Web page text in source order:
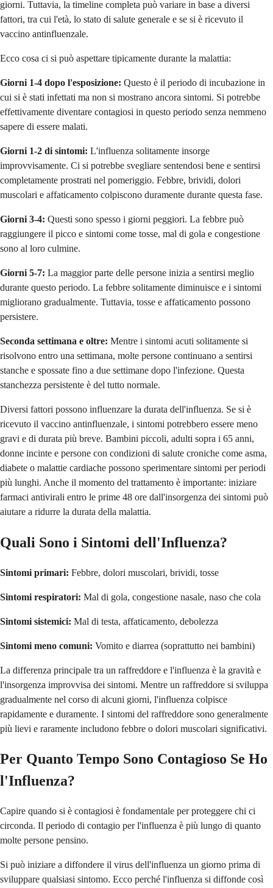
giorni. Tuttavia, la timeline completa può variare in base a diversi
fattori, tra cui l'età, lo stato di salute generale e se si è ricevuto il
vaccino antinfluenzale.
Ecco cosa ci si può aspettare tipicamente durante la malattia:
Giorni 1-4 dopo l'esposizione: Questo è il periodo di incubazione in
cui si è stati infettati ma non si mostrano ancora sintomi. Si potrebbe
effettivamente diventare contagiosi in questo periodo senza nemmeno
sapere di essere malati.
Giorni 1-2 di sintomi: L'influenza solitamente insorge
improvvisamente. Ci si potrebbe svegliare sentendosi bene e sentirsi
completamente prostrati nel pomeriggio. Febbre, brividi, dolori
muscolari e affaticamento colpiscono duramente durante questa fase.
Giorni 3-4: Questi sono spesso i giorni peggiori. La febbre può
raggiungere il picco e sintomi come tosse, mal di gola e congestione
sono al loro culmine.
Giorni 5-7: La maggior parte delle persone inizia a sentirsi meglio
durante questo periodo. La febbre solitamente diminuisce e i sintomi
migliorano gradualmente. Tuttavia, tosse e affaticamento possono
persistere.
Seconda settimana e oltre: Mentre i sintomi acuti solitamente si
risolvono entro una settimana, molte persone continuano a sentirsi
stanche e spossate fino a due settimane dopo l'infezione. Questa
stanchezza persistente è del tutto normale.
Diversi fattori possono influenzare la durata dell'influenza. Se si è
ricevuto il vaccino antinfluenzale, i sintomi potrebbero essere meno
gravi e di durata più breve. Bambini piccoli, adulti sopra i 65 anni,
donne incinte e persone con condizioni di salute croniche come asma,
diabete o malattie cardiache possono sperimentare sintomi per periodi
più lunghi. Anche il momento del trattamento è importante: iniziare
farmaci antivirali entro le prime 48 ore dall'insorgenza dei sintomi può
aiutare a ridurre la durata della malattia.
Quali Sono i Sintomi dell'Influenza?
Sintomi primari: Febbre, dolori muscolari, brividi, tosse
Sintomi respiratori: Mal di gola, congestione nasale, naso che cola
Sintomi sistemici: Mal di testa, affaticamento, debolezza
Sintomi meno comuni: Vomito e diarrea (soprattutto nei bambini)
La differenza principale tra un raffreddore e l'influenza è la gravità e
l'insorgenza improvvisa dei sintomi. Mentre un raffreddore si sviluppa
gradualmente nel corso di alcuni giorni, l'influenza colpisce
rapidamente e duramente. I sintomi del raffreddore sono generalmente
più lievi e raramente includono febbre o dolori muscolari significativi.
Per Quanto Tempo Sono Contagioso Se Ho
l'Influenza?
Capire quando si è contagiosi è fondamentale per proteggere chi ci
circonda. Il periodo di contagio per l'influenza è più lungo di quanto
molte persone pensino.
Si può iniziare a diffondere il virus dell'influenza un giorno prima di
sviluppare qualsiasi sintomo. Ecco perché l'influenza si diffonde così